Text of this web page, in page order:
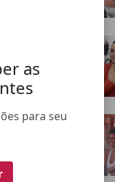
as
para seu
vida
TRABALHE NO